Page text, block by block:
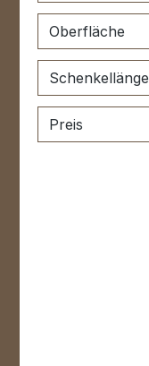
Oberfläche
Schenkellänge
Preis